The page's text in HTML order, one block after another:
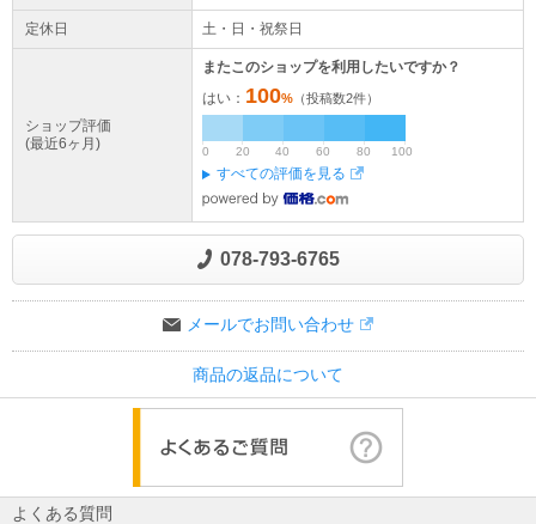
定休日 土・日・祝祭日
ショップ評価
(最近6ヶ月)
またこのショップを利用したいですか？
はい： 100% （投稿数2件）
0 20 40 60 80 100
すべての評価を見る
078-793-6765
メールでお問い合わせ
商品の返品について
よくある質問